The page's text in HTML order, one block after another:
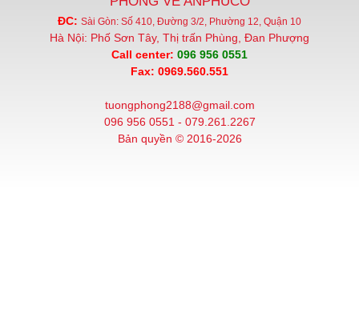
ĐC: Sài Gòn: Số 410, Đường 3/2, Phường 12, Quận 10
Hà Nội: Phố Sơn Tây, Thị trấn Phùng, Đan Phượng
Call center: 096 956 0551
Fax: 0969.560.551
tuongphong2188@gmail.com
096 956 0551 - 079.261.2267
Bản quyền © 2016-2026